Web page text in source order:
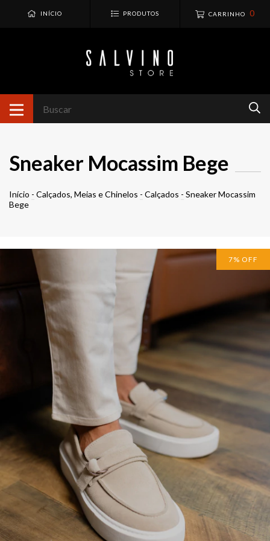
INÍCIO PRODUTOS CARRINHO 0
Sneaker Mocassim Bege
Início - Calçados, Meias e Chinelos - Calçados - Sneaker Mocassim
Bege
7% OFF